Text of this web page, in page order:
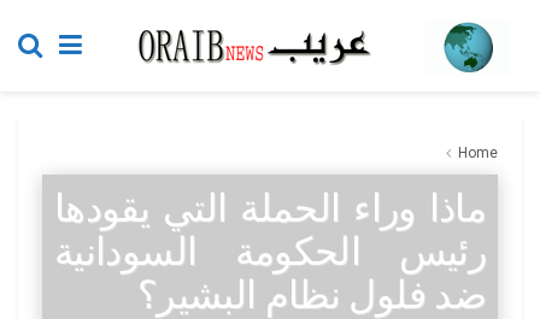
Home
ماذا وراء الحملة التي يقودها
رئيس الحكومة السودانية
ضد فلول نظام البشير؟